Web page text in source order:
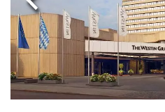
Anterior